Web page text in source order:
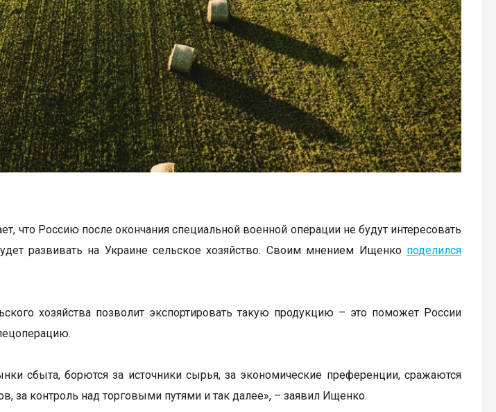
что Россию после окончания специальной военной операции не будут интересовать
развивать на Украине сельское хозяйство. Своим мнением Ищенко поделился
хозяйства позволит экспортировать такую продукцию – это поможет России
сбыта, борются за источники сырья, за экономические преференции, сражаются
за контроль над торговыми путями и так далее», – заявил Ищенко.